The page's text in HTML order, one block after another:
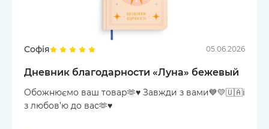
Софія 05.06.2026
Дневник благодарности «Луна» бежевый
Обожнюємо ваш товар🫶♥️ Завжди з вами💙💛🇺🇦і
з любов’ю до вас🫶♥️